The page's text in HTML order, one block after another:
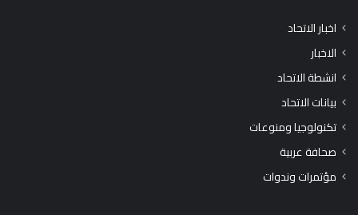
اخبار الاتحاد
الاخبار
انشطة الاتحاد
بيانات الاتحاد
تكنولوجيا ومنوعات
صحافة عربية
مؤتمرات وندوات